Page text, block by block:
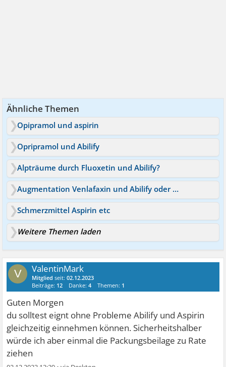
Ähnliche Themen
Opipramol und aspirin
Opripramol und Abilify
Alpträume durch Fluoxetin und Abilify?
Augmentation Venlafaxin und Abilify oder höhere Dosis?
Schmerzmittel Aspirin etc
Weitere Themen laden
V ValentinMark
Mitglied seit:02.12.2023
Beiträge: 12 Danke:4 Themen: 1
Guten Morgen
du solltest eignt ohne Probleme Abilify und Aspirin
gleichzeitig einnehmen können. Sicherheitshalber
würde ich aber einmal die Packungsbeilage zu Rate
ziehen